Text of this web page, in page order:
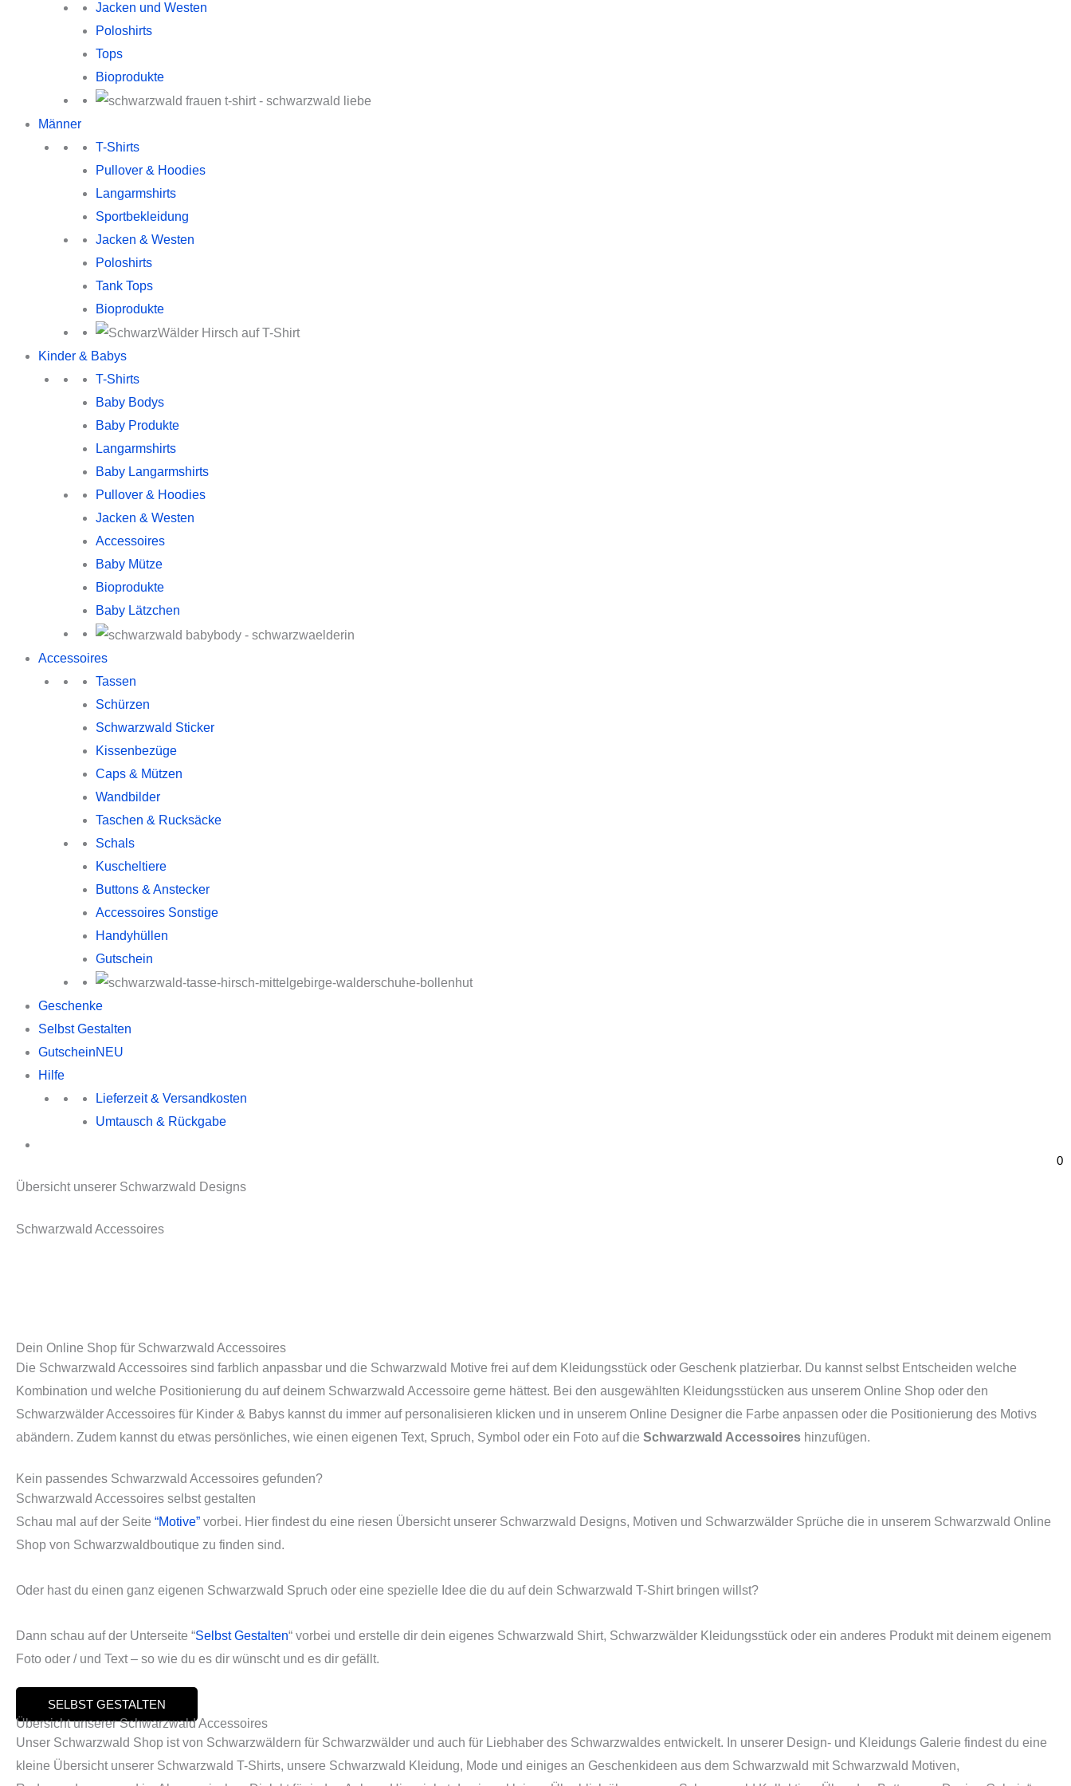
Jacken und Westen
Poloshirts
Tops
Bioprodukte
Männer
T-Shirts
Pullover & Hoodies
Langarmshirts
Sportbekleidung
Jacken & Westen
Poloshirts
Tank Tops
Bioprodukte
Kinder & Babys
T-Shirts
Baby Bodys
Baby Produkte
Langarmshirts
Baby Langarmshirts
Pullover & Hoodies
Jacken & Westen
Accessoires
Baby Mütze
Bioprodukte
Baby Lätzchen
Accessoires
Tassen
Schürzen
Schwarzwald Sticker
Kissenbezüge
Caps & Mützen
Wandbilder
Taschen & Rucksäcke
Schals
Kuscheltiere
Buttons & Anstecker
Accessoires Sonstige
Handyhüllen
Gutschein
Geschenke
Selbst Gestalten
GutscheinNEU
Hilfe
Lieferzeit & Versandkosten
Umtausch & Rückgabe
0
Übersicht unserer Schwarzwald Designs
Schwarzwald Accessoires
Dein Online Shop für Schwarzwald Accessoires
Die Schwarzwald Accessoires sind farblich anpassbar und die Schwarzwald Motive frei auf dem Kleidungsstück oder Geschenk platzierbar. Du kannst selbst Entscheiden welche
Kombination und welche Positionierung du auf deinem Schwarzwald Accessoire gerne hättest. Bei den ausgewählten Kleidungsstücken aus unserem Online Shop oder den
Schwarzwälder Accessoires für Kinder & Babys kannst du immer auf personalisieren klicken und in unserem Online Designer die Farbe anpassen oder die Positionierung des Motivs
abändern. Zudem kannst du etwas persönliches, wie einen eigenen Text, Spruch, Symbol oder ein Foto auf die Schwarzwald Accessoires hinzufügen.
Kein passendes Schwarzwald Accessoires gefunden?
Schwarzwald Accessoires selbst gestalten
Schau mal auf der Seite “Motive” vorbei. Hier findest du eine riesen Übersicht unserer Schwarzwald Designs, Motiven und Schwarzwälder Sprüche die in unserem Schwarzwald Online
Shop von Schwarzwaldboutique zu finden sind.
Oder hast du einen ganz eigenen Schwarzwald Spruch oder eine spezielle Idee die du auf dein Schwarzwald T-Shirt bringen willst?
Dann schau auf der Unterseite “Selbst Gestalten“ vorbei und erstelle dir dein eigenes Schwarzwald Shirt, Schwarzwälder Kleidungsstück oder ein anderes Produkt mit deinem eigenem
Foto oder / und Text – so wie du es dir wünscht und es dir gefällt.
SELBST GESTALTEN
Übersicht unserer Schwarzwald Accessoires
Unser Schwarzwald Shop ist von Schwarzwäldern für Schwarzwälder und auch für Liebhaber des Schwarzwaldes entwickelt. In unserer Design- und Kleidungs Galerie findest du eine
kleine Übersicht unserer Schwarzwald T-Shirts, unsere Schwarzwald Kleidung, Mode und einiges an Geschenkideen aus dem Schwarzwald mit Schwarzwald Motiven,